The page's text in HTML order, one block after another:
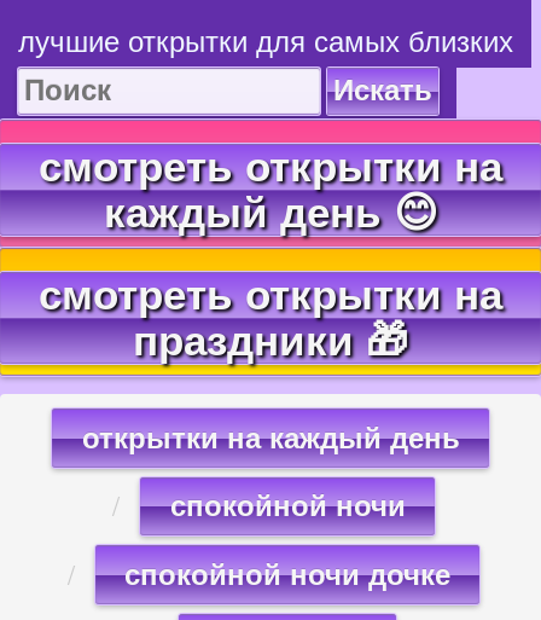
лучшие открытки для самых близких
Искать
смотреть открытки на
каждый день 😊
смотреть открытки на
праздники 🎁
открытки на каждый день
спокойной ночи
спокойной ночи дочке